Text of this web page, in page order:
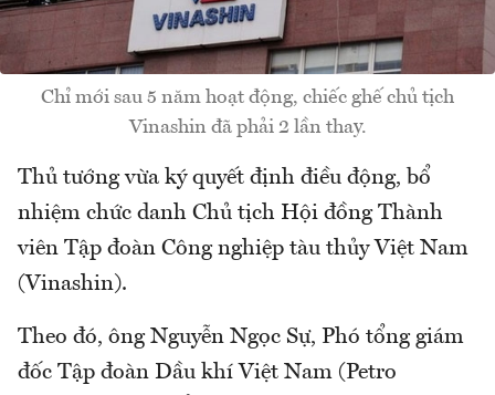
Chỉ mới sau 5 năm hoạt động, chiếc ghế chủ tịch
Vinashin đã phải 2 lần thay.
Thủ tướng vừa ký quyết định điều động, bổ
nhiệm chức danh Chủ tịch Hội đồng Thành
viên Tập đoàn Công nghiệp tàu thủy Việt Nam
(Vinashin).
Theo đó, ông Nguyễn Ngọc Sự, Phó tổng giám
đốc Tập đoàn Dầu khí Việt Nam (Petro